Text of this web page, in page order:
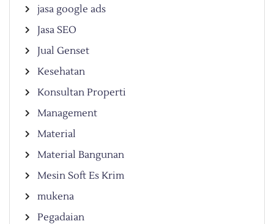
jasa google ads
Jasa SEO
Jual Genset
Kesehatan
Konsultan Properti
Management
Material
Material Bangunan
Mesin Soft Es Krim
mukena
Pegadaian